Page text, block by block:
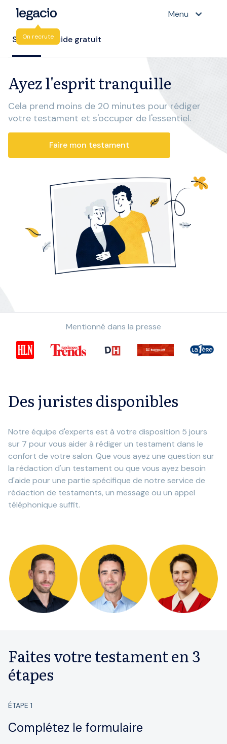
On recrute
Menu
Service Guide gratuit
Ayez l'esprit tranquille
Cela prend moins de 20 minutes pour rédiger
votre testament et s'occuper de l'essentiel.
Faire mon testament
Mentionné dans la presse
Des juristes disponibles
Notre équipe d'experts est à votre disposition 5 jours
sur 7 pour vous aider à rédiger un testament dans le
confort de votre salon. Que vous ayez une question sur
la rédaction d'un testament ou que vous ayez besoin
d'aide pour une partie spécifique de notre service de
rédaction de testaments, un message ou un appel
téléphonique suffit.
Faites votre testament en 3
étapes
ÉTAPE 1
Complétez le formulaire